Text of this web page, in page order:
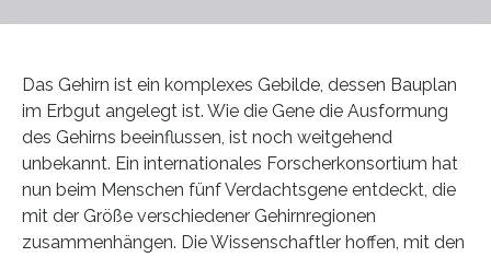
Das Gehirn ist ein komplexes Gebilde, dessen Bauplan
im Erbgut angelegt ist. Wie die Gene die Ausformung
des Gehirns beeinflussen, ist noch weitgehend
unbekannt. Ein internationales Forscherkonsortium hat
nun beim Menschen fünf Verdachtsgene entdeckt, die
mit der Größe verschiedener Gehirnregionen
zusammenhängen. Die Wissenschaftler hoffen, mit den